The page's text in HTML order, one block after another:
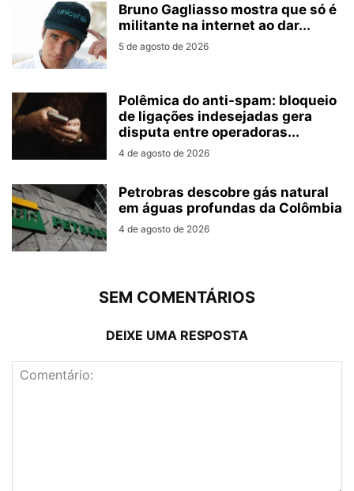
Bruno Gagliasso mostra que só é
militante na internet ao dar...
5 de agosto de 2026
Polêmica do anti-spam: bloqueio
de ligações indesejadas gera
disputa entre operadoras...
4 de agosto de 2026
Petrobras descobre gás natural
em águas profundas da Colômbia
4 de agosto de 2026
SEM COMENTÁRIOS
DEIXE UMA RESPOSTA